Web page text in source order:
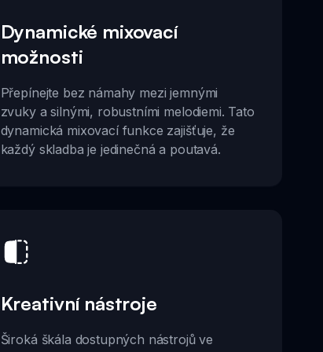
Dynamické mixovací
možnosti
Přepínejte bez námahy mezi jemnými
zvuky a silnými, robustními melodiemi. Tato
dynamická mixovací funkce zajišťuje, že
každý skladba je jedinečná a poutavá.
Kreativní nástroje
Široká škála dostupných nástrojů ve